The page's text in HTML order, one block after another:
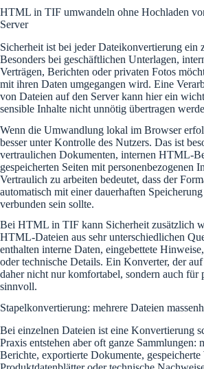
HTML in TIF umwandeln ohne Hochladen
Server
Sicherheit ist bei jeder Dateikonvertierung ein
Besonders bei geschäftlichen Unterlagen,
Verträgen, Berichten oder privaten Fotos
mit ihren Daten umgegangen wird. Eine
von Dateien auf den Server kann hier ein
sensible Inhalte nicht unnötig übertragen
Wenn die Umwandlung lokal im Browser
besser unter Kontrolle des Nutzers. Das ist
vertraulichen Dokumenten, internen HTML-
gespeicherten Seiten mit personenbezogenen
Vertraulich zu arbeiten bedeutet, dass der
automatisch mit einer dauerhaften
verbunden sein sollte.
Bei HTML in TIF kann Sicherheit zusätzlich
HTML-Dateien aus sehr unterschiedlichen
enthalten interne Daten, eingebettete
oder technische Details. Ein Konverter, der
daher nicht nur komfortabel, sondern auch für
sinnvoll.
Stapelkonvertierung: mehrere Dateien
Bei einzelnen Dateien ist eine Konvertierung
Praxis entstehen aber oft ganze Sammlungen:
Berichte, exportierte Dokumente, gespeicherte